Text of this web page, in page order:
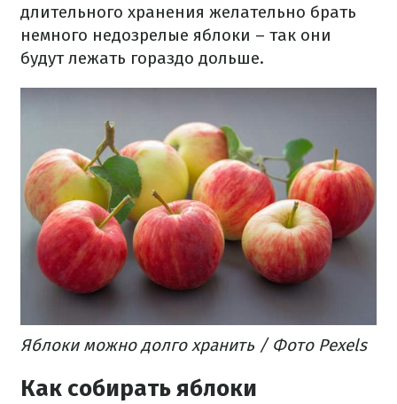
длительного хранения желательно брать
немного недозрелые яблоки – так они
будут лежать гораздо дольше.
Яблоки можно долго хранить / Фото Pexels
Как собирать яблоки